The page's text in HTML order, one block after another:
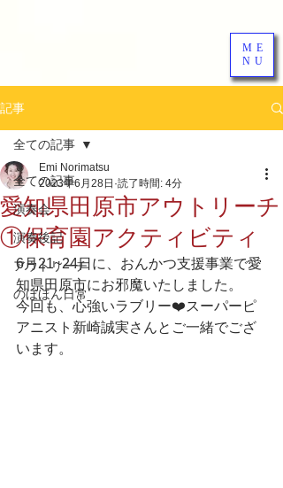
ME
NU
記事
全ての記事
演奏会
演奏後記
アウトリーチ
のほほん日常
全ての記事
愛知県田原市アウトリーチ
①保育園アクティビティ
Emi Norimatsu
2023年6月28日 読了時間: 4分
6月21~24日に、おんかつ支援事業で愛
知県田原市にお邪魔いたしました。
今回も、心強いラブリー❤️スーパーピ
アニスト新崎誠実さんとご一緒でござ
います。